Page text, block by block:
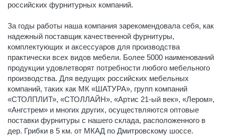
российских фурнитурных компаний.
За годы работы наша компания зарекомендовала себя, как
надежный поставщик качественной фурнитуры,
комплектующих и аксессуаров для производства
практически всех видов мебели. Более 5000 наименований
продукции удовлетворят потребности любого мебельного
производства. Для ведущих российских мебельных
компаний, таких как МК «ШАТУРА», групп компаний
«СТОЛПЛИТ», «СТОЛЛАЙН», «Артис 21-ый век», «Лером»,
«Ангстрем» и многих других, осуществляются оптовые
поставки фурнитуры с нашего склада, расположенного в
дер. Грибки в 5 км. от МКАД по Дмитровскому шоссе.